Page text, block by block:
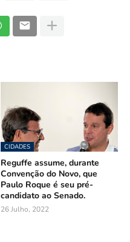
CIDADES
Reguffe assume, durante
Convenção do Novo, que
Paulo Roque é seu pré-
candidato ao Senado.
26 Julho, 2022